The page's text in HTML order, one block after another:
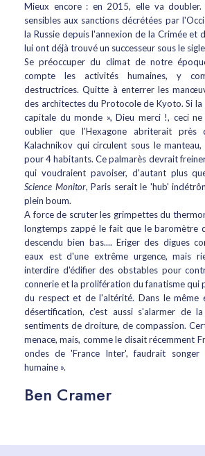
Mieux encore : en 2015, elle va doubler.
sensibles aux sanctions décrétées par
la Russie depuis l'annexion de la Crimée et
lui ont déjà trouvé un successeur sous le
Se préoccuper du climat de notre
compte les activités humaines, y
destructrices. Quitte à enterrer les
des architectes du Protocole de Kyoto. Si la
capitale du monde », Dieu merci !, ceci
oublier que l'Hexagone abriterait
Kalachnikov qui circulent sous le
pour 4 habitants. Ce palmarès devrait
qui voudraient pavoiser, d'autant plus
Science Monitor, Paris serait le 'hub'
plein boum.
A force de scruter les grimpettes du
longtemps zappé le fait que le baromètre
descendu bien bas.... Eriger des digues
eaux est d'une extrême urgence, mais
interdire d'édifier des obstables pour
connerie et la prolifération du fanatisme qui
du respect et de l'altérité. Dans le même
désertification, c'est aussi s'alarmer de
sentiments de droiture, de compassion.
menace, mais, comme le disait récemment
ondes de 'France Inter', faudrait
humaine ».
Ben Cramer